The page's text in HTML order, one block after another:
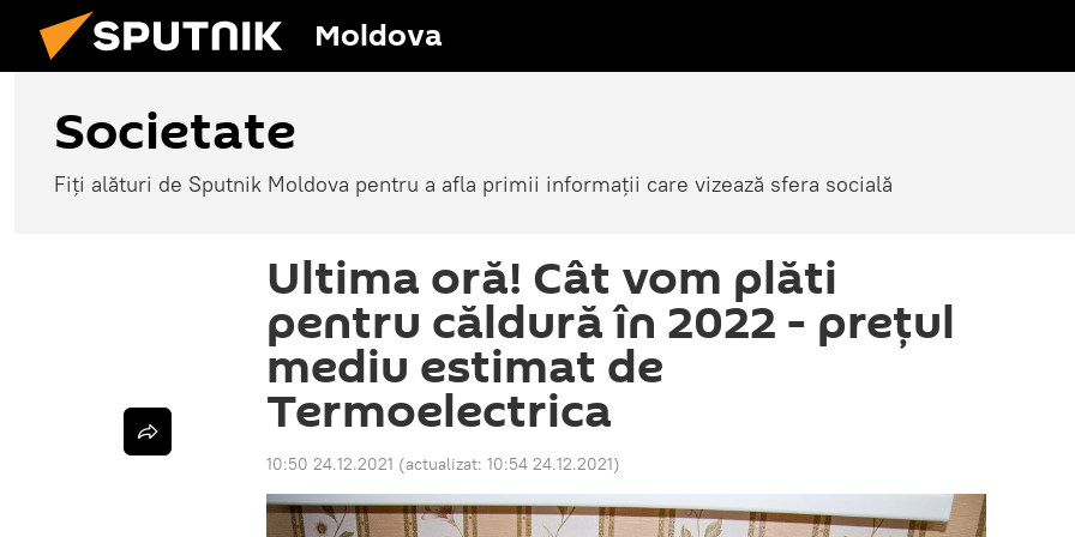
Moldova
Societate
Fiți alături de Sputnik Moldova pentru a afla primii informații care vizează sfera socială
Ultima oră! Cât vom plăti
pentru căldură în 2022 - prețul
mediu estimat de
Termoelectrica
10:50 24.12.2021 (actualizat: 10:54 24.12.2021)